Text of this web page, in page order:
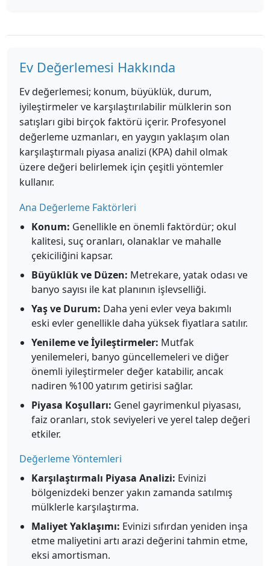
Ev Değerlemesi Hakkında
Ev değerlemesi; konum, büyüklük, durum,
iyileştirmeler ve karşılaştırılabilir mülklerin son
satışları gibi birçok faktörü içerir. Profesyonel
değerleme uzmanları, en yaygın yaklaşım olan
karşılaştırmalı piyasa analizi (KPA) dahil olmak
üzere değeri belirlemek için çeşitli yöntemler
kullanır.
Ana Değerleme Faktörleri
Konum: Genellikle en önemli faktördür; okul
kalitesi, suç oranları, olanaklar ve mahalle
çekiciliğini kapsar.
Büyüklük ve Düzen: Metrekare, yatak odası ve
banyo sayısı ile kat planının işlevselliği.
Yaş ve Durum: Daha yeni evler veya bakımlı
eski evler genellikle daha yüksek fiyatlara satılır.
Yenileme ve İyileştirmeler: Mutfak
yenilemeleri, banyo güncellemeleri ve diğer
önemli iyileştirmeler değer katabilir, ancak
nadiren %100 yatırım getirisi sağlar.
Piyasa Koşulları: Genel gayrimenkul piyasası,
faiz oranları, stok seviyeleri ve yerel talep değeri
etkiler.
Değerleme Yöntemleri
Karşılaştırmalı Piyasa Analizi: Evinizi
bölgenizdeki benzer yakın zamanda satılmış
mülklerle karşılaştırma.
Maliyet Yaklaşımı: Evinizi sıfırdan yeniden inşa
etme maliyetini artı arazi değerini tahmin etme,
eksi amortisman.